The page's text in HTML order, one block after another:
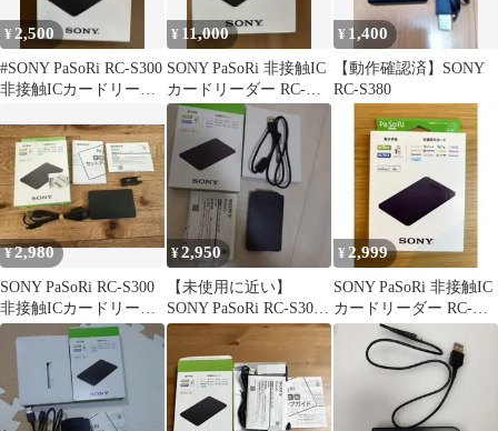
¥ 2,500
#SONY PaSoRi RC-S300
非接触ICカードリーダ
¥ 11,000
SONY PaSoRi 非接触IC
カードリーダー RC-
S300/P 5個
¥ 1,400
【動作確認済】SONY
RC-S380
¥2,980
SONY PaSoRi RC-S300
非接触ICカードリーダ
ー
¥2,950
【未使用に近い】
SONY PaSoRi RC-S300
非接触ICカードリーダ
¥ 2,999
SONY PaSoRi 非接触IC
カードリーダー RC-
S300/P